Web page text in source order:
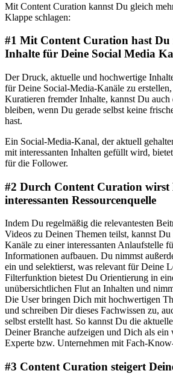
Mit Content Curation kannst Du gleich
Klappe schlagen:
#1 Mit Content Curation hast Du
Inhalte für Deine Social Media
Der Druck, aktuelle und hochwertige
für Deine Social-Media-Kanäle zu
Kuratieren fremder Inhalte, kannst Du auch
bleiben, wenn Du gerade selbst keine
hast.
Ein Social-Media-Kanal, der aktuell
mit interessanten Inhalten gefüllt wird,
für die Follower.
#2 Durch Content Curation wirst
interessanten Ressourcenquelle
Indem Du regelmäßig die relevantesten
Videos zu Deinen Themen teilst, kannst
Kanäle zu einer interessanten Anlaufstelle
Informationen aufbauen. Du nimmst
ein und selektierst, was relevant für Deine
Filterfunktion bietest Du Orientierung in
unübersichtlichen Flut an Inhalten und
Die User bringen Dich mit hochwertigen
und schreiben Dir dieses Fachwissen zu,
selbst erstellt hast. So kannst Du die
Deiner Branche aufzeigen und Dich als ein
Experte bzw. Unternehmen mit Fach-
#3 Content Curation steigert